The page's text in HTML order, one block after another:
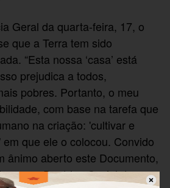
Geral da quarta-feira, 17, o
que a Terra tem sido
“Esta nossa ‘casa’ está
prejudica a todos,
pobres. Portanto, o meu
com base na tarefa que
na criação: 'cultivar e
que ele o colocou. Convido
ânimo aberto este Documento,
com a Doutrina Social da